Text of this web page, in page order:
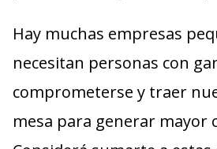
Hay muchas empresas
necesitan personas con
comprometerse y traer
mesa para generar mayor